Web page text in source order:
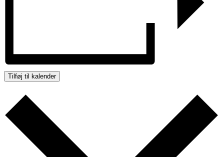
Tilføj til kalender